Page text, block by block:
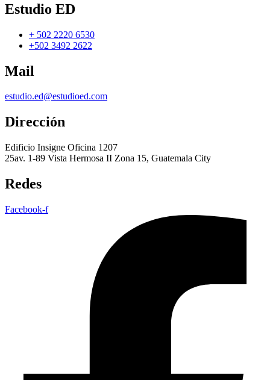
Estudio ED
+ 502 2220 6530
+502 3492 2622
Mail
estudio.ed@estudioed.com
Dirección
Edificio Insigne Oficina 1207
25av. 1-89 Vista Hermosa II Zona 15, Guatemala City
Redes
Facebook-f